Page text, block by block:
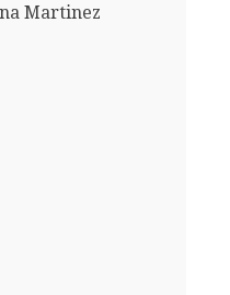
Martinez